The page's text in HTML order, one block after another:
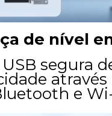
de nível
segura
e